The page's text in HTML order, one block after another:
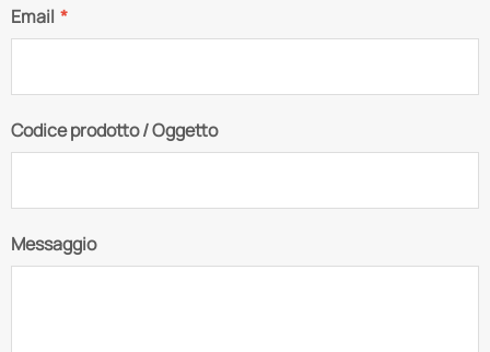
Email *
Codice prodotto / Oggetto
Messaggio